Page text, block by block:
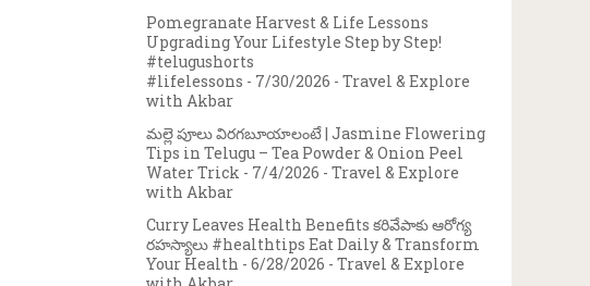
Pomegranate Harvest & Life Lessons
Upgrading Your Lifestyle Step by Step!
#telugushorts
#lifelessons - 7/30/2026 - Travel & Explore
with Akbar
మల్లె పూలు విరగబూయాలంటే | Jasmine Flowering
Tips in Telugu – Tea Powder & Onion Peel
Water Trick - 7/4/2026 - Travel & Explore
with Akbar
Curry Leaves Health Benefits కరివేపాకు ఆరోగ్య
రహస్యాలు #healthtips Eat Daily & Transform
Your Health - 6/28/2026 - Travel & Explore